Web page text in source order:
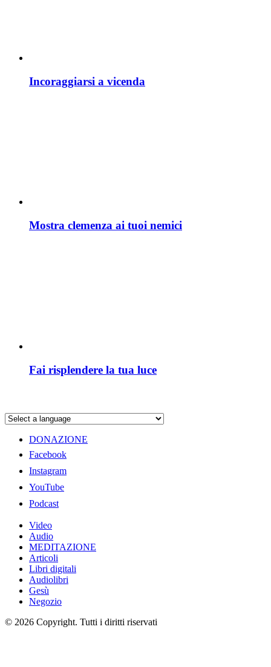
Incoraggiarsi a vicenda
Mostra clemenza ai tuoi nemici
Fai risplendere la tua luce
DONAZIONE
Facebook
Instagram
YouTube
Podcast
Video
Audio
MEDITAZIONE
Articoli
Libri digitali
Audiolibri
Gesù
Negozio
© 2026 Copyright. Tutti i diritti riservati